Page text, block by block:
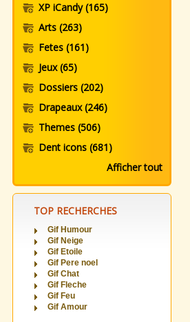
XP iCandy(165)
Arts (263)
Fetes (161)
Jeux(65)
Dossiers (202)
Drapeaux(246)
Themes (506)
Dent icons (681)
Afficher tout
TOP RECHERCHES
Gif Humour
Gif Neige
Gif Etoile
Gif Pere noel
Gif Chat
Gif Fleche
Gif Feu
Gif Amour